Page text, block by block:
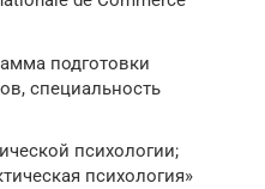
подготовки
специальность
психологии;
психология»